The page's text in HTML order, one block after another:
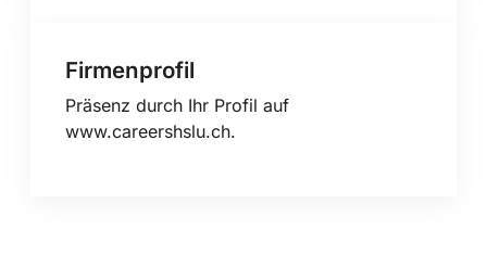
Firmenprofil
Präsenz durch Ihr Profil auf
www.careershslu.ch.